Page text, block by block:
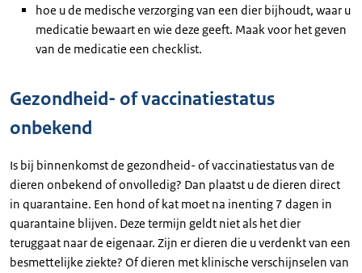
hoe u de medische verzorging van een dier bijhoudt, waar u
medicatie bewaart en wie deze geeft. Maak voor het geven
van de medicatie een checklist.
Gezondheid- of vaccinatiestatus
onbekend
Is bij binnenkomst de gezondheid- of vaccinatiestatus van de
dieren onbekend of onvolledig? Dan plaatst u de dieren direct
in quarantaine. Een hond of kat moet na inenting 7 dagen in
quarantaine blijven. Deze termijn geldt niet als het dier
teruggaat naar de eigenaar. Zijn er dieren die u verdenkt van een
besmettelijke ziekte? Of dieren met klinische verschijnselen van